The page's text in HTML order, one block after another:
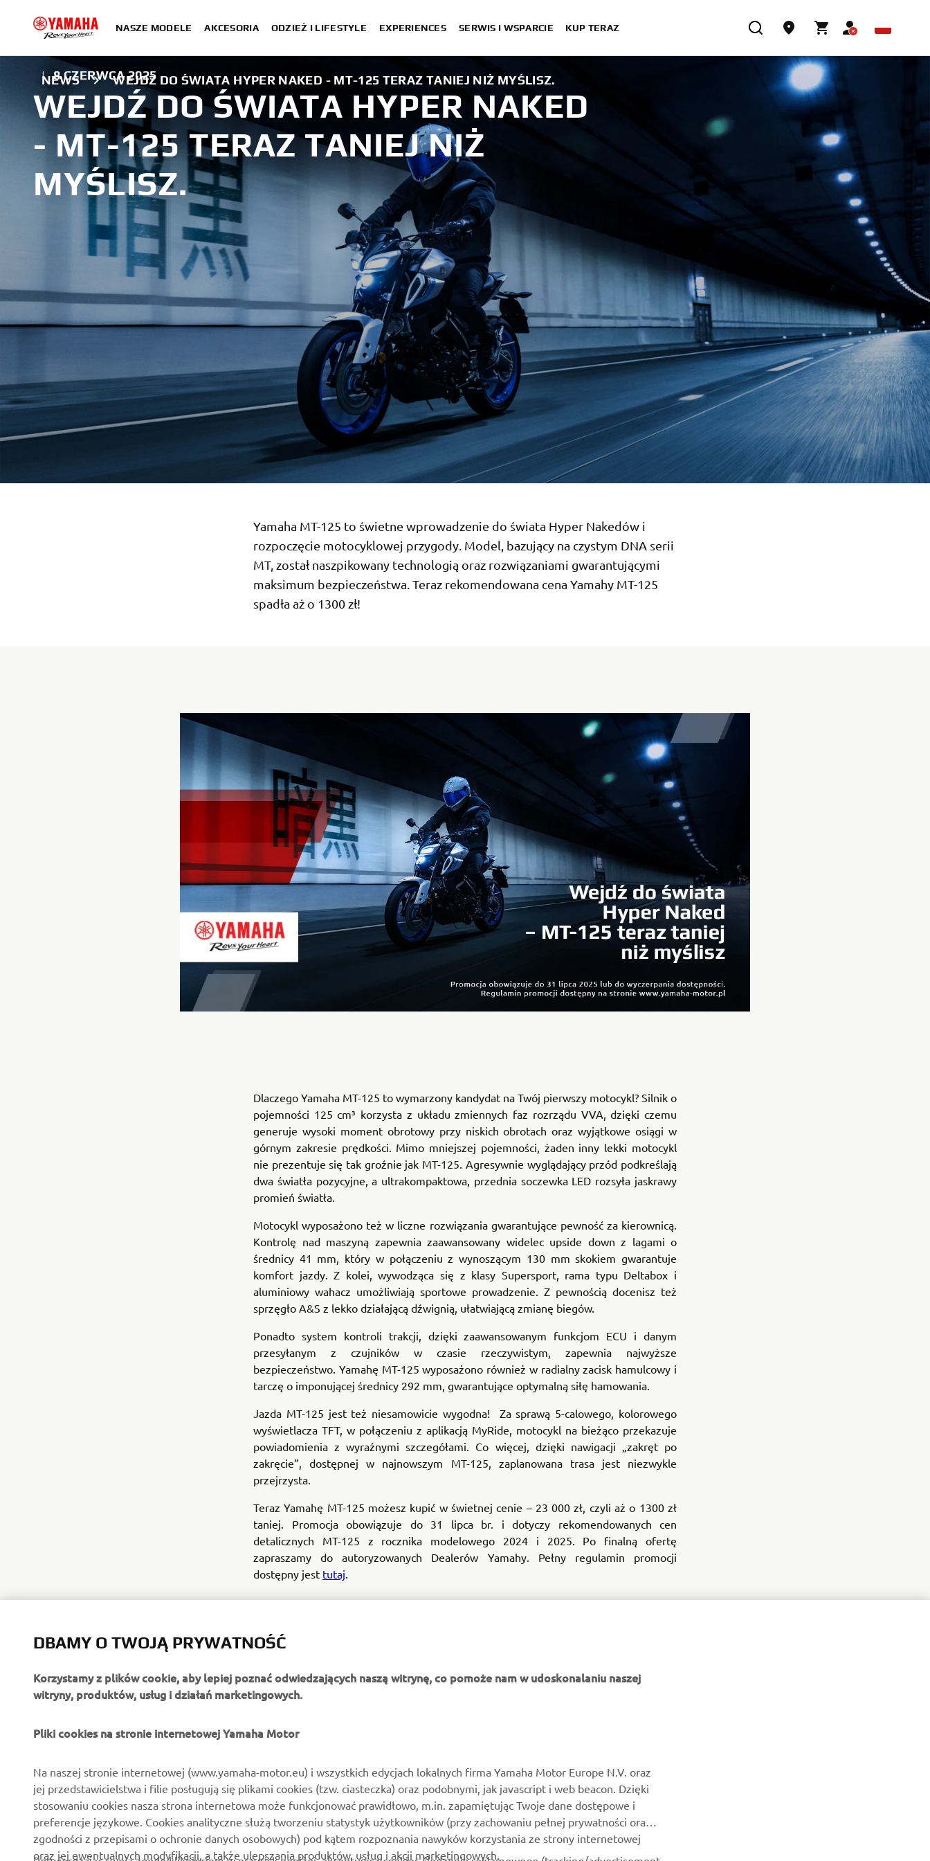
NASZE MODELE AKCESORIA ODZIEŻ I LIFESTYLE EXPERIENCES SERWIS I WSPARCIE KUP TERAZ
NEWS WEJDŹ DO ŚWIATA HYPER NAKED - MT-125 TERAZ TANIEJ NIŻ MYŚLISZ.
| 8 CZERWCA 2025
WEJDŹ DO ŚWIATA HYPER NAKED
- MT-125 TERAZ TANIEJ NIŻ
MYŚLISZ.
Yamaha MT-125 to świetne wprowadzenie do świata Hyper Nakedów i
rozpoczęcie motocyklowej przygody. Model, bazujący na czystym DNA serii
MT, został naszpikowany technologią oraz rozwiązaniami gwarantującymi
maksimum bezpieczeństwa. Teraz rekomendowana cena Yamahy MT-125
spadła aż o 1300 zł!
Dlaczego Yamaha MT-125 to wymarzony kandydat na Twój pierwszy motocykl? Silnik o
pojemności 125 cm³ korzysta z układu zmiennych faz rozrządu VVA, dzięki czemu
generuje wysoki moment obrotowy przy niskich obrotach oraz wyjątkowe osiągi w
górnym zakresie prędkości. Mimo mniejszej pojemności, żaden inny lekki motocykl
nie prezentuje się tak groźnie jak MT-125. Agresywnie wyglądający przód podkreślają
dwa światła pozycyjne, a ultrakompaktowa, przednia soczewka LED rozsyła jaskrawy
promień światła.
Motocykl wyposażono też w liczne rozwiązania gwarantujące pewność za kierownicą.
Kontrolę nad maszyną zapewnia zaawansowany widelec upside down z lagami o
średnicy 41 mm, który w połączeniu z wynoszącym 130 mm skokiem gwarantuje
komfort jazdy. Z kolei, wywodząca się z klasy Supersport, rama typu Deltabox i
aluminiowy wahacz umożliwiają sportowe prowadzenie. Z pewnością docenisz też
sprzęgło A&S z lekko działającą dźwignią, ułatwiającą zmianę biegów.
Ponadto system kontroli trakcji, dzięki zaawansowanym funkcjom ECU i danym
przesyłanym z czujników w czasie rzeczywistym, zapewnia najwyższe
bezpieczeństwo. Yamahę MT-125 wyposażono również w radialny zacisk hamulcowy i
tarczę o imponującej średnicy 292 mm, gwarantujące optymalną siłę hamowania.
Jazda MT-125 jest też niesamowicie wygodna! Za sprawą 5-calowego, kolorowego
wyświetlacza TFT, w połączeniu z aplikacją MyRide, motocykl na bieżąco przekazuje
powiadomienia z wyraźnymi szczegółami. Co więcej, dzięki nawigacji „zakręt po
zakręcie”, dostępnej w najnowszym MT-125, zaplanowana trasa jest niezwykle
przejrzysta.
Teraz Yamahę MT-125 możesz kupić w świetnej cenie – 23 000 zł, czyli aż o 1300 zł
taniej. Promocja obowiązuje do 31 lipca br. i dotyczy rekomendowanych cen
detalicznych MT-125 z rocznika modelowego 2024 i 2025. Po finalną ofertę
zapraszamy do autoryzowanych Dealerów Yamahy. Pełny regulamin promocji
dostępny jest tutaj.
O FIRMIE
Aktualności
Polska strona prasowa
DLA BIZNESU
Systemy Yamaha eBike
Służby mundurowe
funkcjonalne
Ratownictwo
Yamaha Music
Yamaha Racing
Yamaha Motor Global
Zarezerwuj konserwację
Kontakt
Mapa dealerów
wydarzeniach specjalnych, nowościach i nie tylko
DBAMY O TWOJĄ PRYWATNOŚĆ
Korzystamy z plików cookie, aby lepiej poznać odwiedzających naszą witrynę, co pomoże nam w udoskonalaniu naszej
witryny, produktów, usług i działań marketingowych.
Pliki cookies na stronie internetowej Yamaha Motor
Na naszej stronie internetowej (www.yamaha-motor.eu) i wszystkich edycjach lokalnych firma Yamaha Motor Europe N.V. oraz
jej przedstawicielstwa i filie posługują się plikami cookies (tzw. ciasteczka) oraz podobnymi, jak javascript i web beacon. Dzięki
stosowaniu cookies nasza strona internetowa może funkcjonować prawidłowo, m.in. zapamiętując Twoje dane dostępowe i
preferencje językowe. Cookies analityczne służą tworzeniu statystyk użytkowników (przy zachowaniu pełnej prywatności oraz
zgodności z przepisami o ochronie danych osobowych) pod kątem rozpoznania nawyków korzystania ze strony internetowej
oraz jej ewentualnych modyfikacji, a także ulepszania produktów, usług i akcji marketingowych.